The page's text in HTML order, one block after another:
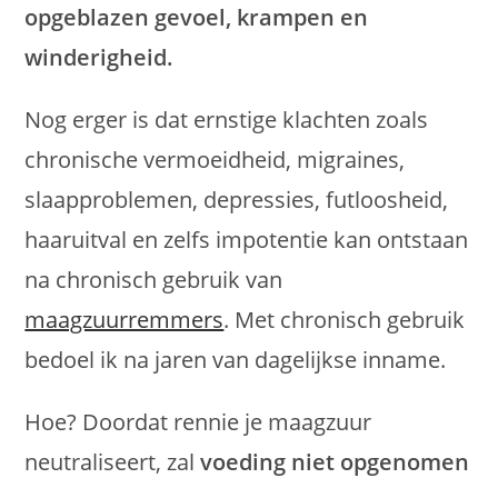
opgeblazen gevoel, krampen en
winderigheid.
Nog erger is dat ernstige klachten zoals
chronische vermoeidheid, migraines,
slaapproblemen, depressies, futloosheid,
haaruitval en zelfs impotentie kan ontstaan
na chronisch gebruik van
maagzuurremmers. Met chronisch gebruik
bedoel ik na jaren van dagelijkse inname.
Hoe? Doordat rennie je maagzuur
neutraliseert, zalvoeding niet opgenomen